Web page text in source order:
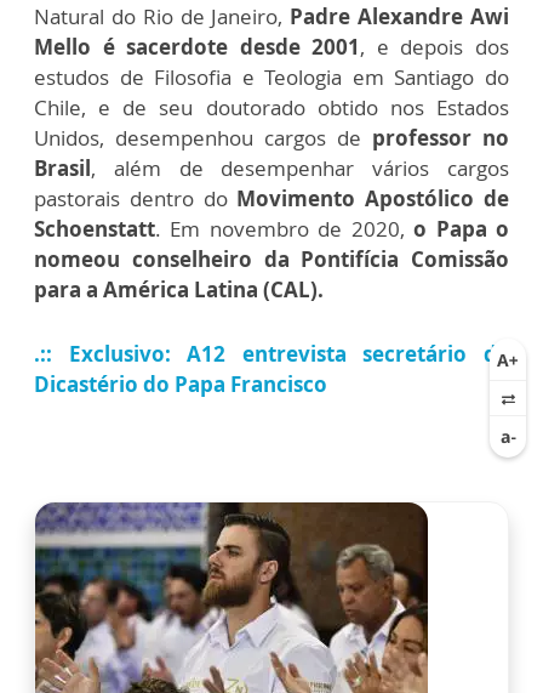
Natural do Rio de Janeiro, Padre Alexandre Awi
Mello é sacerdote desde 2001, e depois dos
estudos de Filosofia e Teologia em Santiago do
Chile, e de seu doutorado obtido nos Estados
Unidos, desempenhou cargos de professor no
Brasil, além de desempenhar vários cargos
pastorais dentro do Movimento Apostólico de
Schoenstatt. Em novembro de 2020,o Papa o
nomeou conselheiro da Pontifícia Comissão
para a América Latina (CAL).
.:: Exclusivo: A12 entrevista secretário de
Dicastério do Papa Francisco